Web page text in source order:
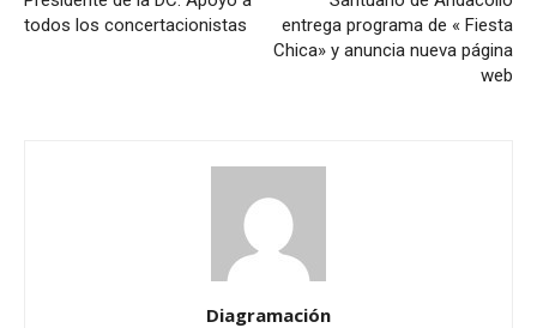
todos los concertacionistas
entrega programa de « Fiesta
Chica» y anuncia nueva página
web
Diagramación